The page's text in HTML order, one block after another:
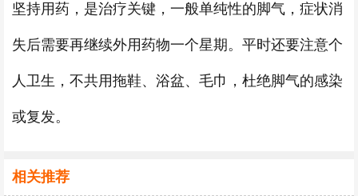
坚持用药，是治疗关键，一般单纯性的脚气，症状消
失后需要再继续外用药物一个星期。平时还要注意个
人卫生，不共用拖鞋、浴盆、毛巾，杜绝脚气的感染
或复发。
相关推荐